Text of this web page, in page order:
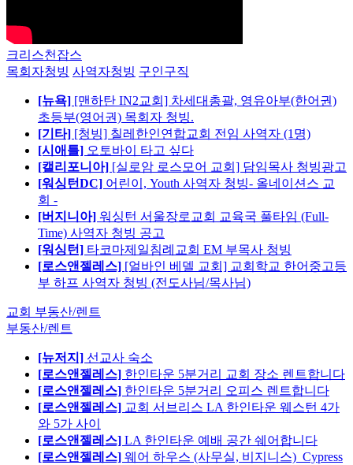
크리스천잡스
목회자청빙 사역자청빙 구인구직
[뉴욕] [맨하탄 IN2교회] 차세대총괄, 영유아부(한어권)
초등부(영어권) 목회자 청빙.
[기타] [청빙] 칠레한인연합교회 전임 사역자 (1명)
[시애틀] 오토바이 타고 싶다
[캘리포니아] [실로암 로스모어 교회] 담임목사 청빙광고
[워싱턴DC] 어린이, Youth 사역자 청빙- 올네이션스 교
회 -
[버지니아] 워싱턴 서울장로교회 교육국 풀타임 (Full-
Time) 사역자 청빙 공고
[워싱턴] 타코마제일침례교회 EM 부목사 청빙
[로스앤젤레스] [얼바인 베델 교회] 교회학교 한어중고등
부 하프 사역자 청빙 (전도사님/목사님)
교회 부동산/렌트
부동산/렌트
[뉴저지] 선교사 숙소
[로스앤젤레스] 한인타운 5분거리 교회 장소 렌트합니다
[로스앤젤레스] 한인타운 5분거리 오피스 렌트합니다
[로스앤젤레스] 교회 서브리스 LA 한인타운 웨스턴 4가
와 5가 사이
[로스앤젤레스] LA 한인타운 예배 공간 쉐어합니다
[로스앤젤레스] 웨어 하우스 (사무실, 비지니스)_Cypress